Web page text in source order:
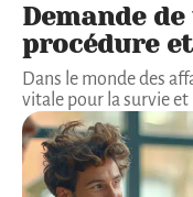
Demande
procédure
Dans le monde des
vitale pour la survie et